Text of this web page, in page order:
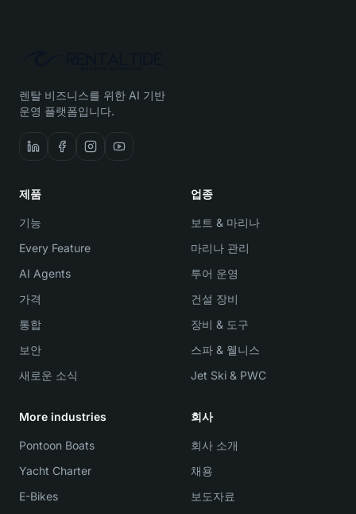
렌탈 비즈니스를 위한 AI 기반
운영 플랫폼입니다.
제품
기능
Every Feature
AI Agents
가격
통합
보안
새로운 소식
업종
보트 & 마리나
마리나 관리
투어 운영
건설 장비
장비 & 도구
스파 & 웰니스
Jet Ski & PWC
More industries
Pontoon Boats
Yacht Charter
E-Bikes
회사
회사 소개
채용
보도자료